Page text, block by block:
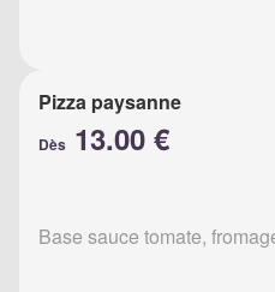
Pizza paysanne
Dès 13.00 €
Base sauce tomate,